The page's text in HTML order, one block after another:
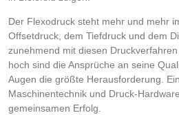
Der Flexodruck steht mehr und mehr
Offsetdruck, dem Tiefdruck und dem
zunehmend mit diesen
hoch sind die Ansprüche an seine
Augen die größte Herausforderung.
Maschinentechnik und Druck-
gemeinsamen Erfolg.